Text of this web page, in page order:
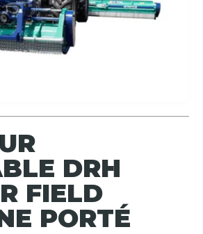
DRH
FIELD
PORTÉ